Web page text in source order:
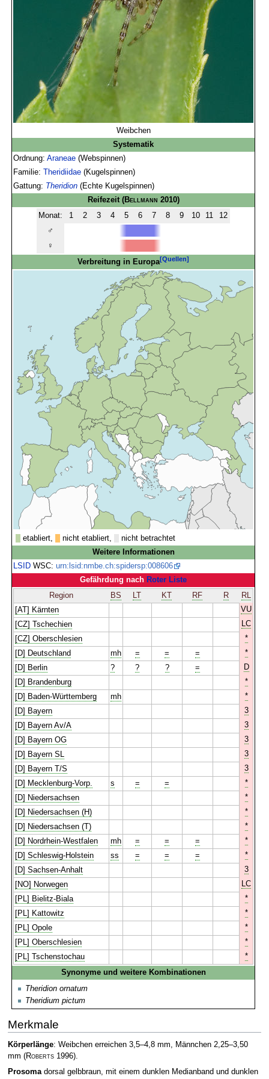
Weibchen
Systematik
Ordnung:Araneae (Webspinnen)
Familie:Theridiidae (Kugelspinnen)
Gattung: Theridion (Echte Kugelspinnen)
Reifezeit (Bellmann 2010)
Monat:
1 2 3 4 5 6 7 8 9 10 11
12
♂
♀
Verbreitung in Europa[Quellen]
etabliert, nicht etabliert,
nicht betrachtet
Weitere Informationen
LSID WSC:urn:lsid:nmbe.ch:spidersp:008606
Gefährdung nach Roter Liste
Region
BS LT KT RF R
RL
[AT] Kärnten
VU
[CZ] Tschechien
LC
[CZ] Oberschlesien
*
[D] Deutschland
mh = = =
*
[D] Berlin
? ? ? =
D
[D] Brandenburg
*
[D] Baden-Württemberg
mh
*
[D] Bayern
3
[D] Bayern Av/A
3
[D] Bayern OG
3
[D] Bayern SL
3
[D] Bayern T/S
3
[D] Mecklenburg-Vorp.
s = =
*
[D] Niedersachsen
*
[D] Niedersachsen (H)
*
[D] Niedersachsen (T)
*
[D] Nordrhein-Westfalen
mh = = =
*
[D] Schleswig-Holstein
ss = = =
*
[D] Sachsen-Anhalt
3
[NO] Norwegen
LC
[PL] Bielitz-Biala
*
[PL] Kattowitz
*
[PL] Opole
*
[PL] Oberschlesien
*
[PL] Tschenstochau
*
Synonyme und weitere Kombinationen
Theridion ornatum
Theridium pictum
Merkmale
Körperlänge: Weibchen erreichen 3,5–4,8 mm, Männchen 2,25–3,50
mm (Roberts1996).
Prosomadorsal gelbbraun, mit einem dunklen Medianband und dunklen